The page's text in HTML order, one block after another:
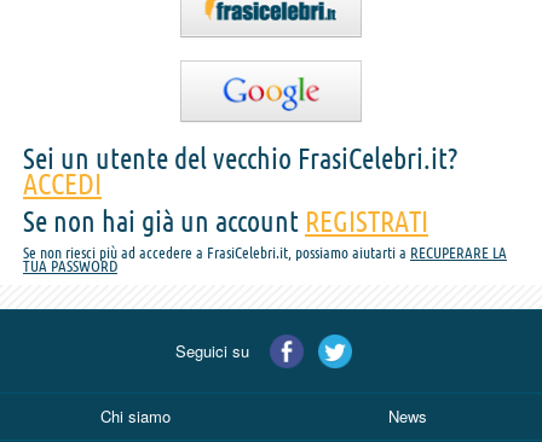
Sei un utente del vecchio FrasiCelebri.it?
ACCEDI
Se non hai già un account REGISTRATI
Se non riesci più ad accedere a FrasiCelebri.it, possiamo aiutarti a RECUPERARE LA
TUA PASSWORD
Seguici su
Chi siamo News